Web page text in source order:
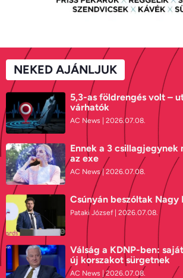
NEKED AJÁNLJUK
5,3-as földrengés volt –
várhatók
AC News 2026.07.08.
Ennek a 3 csillagjegynek
az exe
AC News 2026.07.08.
Csúnyán beszóltak Nagy
Pataki József 2026.07.08.
Válság a KDNP-ben:
új korszakot sürgetnek
AC News 2026.07.08.